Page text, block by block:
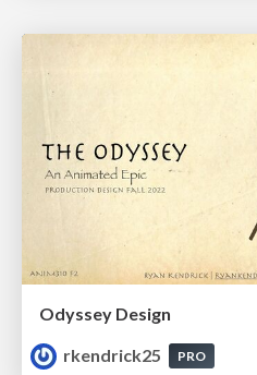
Odyssey Design
rkendrick25
PRO